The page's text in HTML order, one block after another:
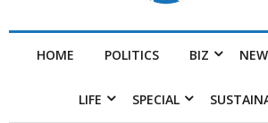
HOME POLITICS BIZ
LIFE SPECIAL